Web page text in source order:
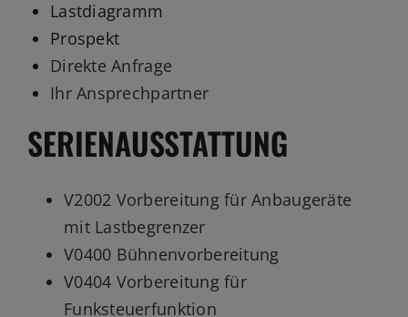
Lastdiagramm
Prospekt
Direkte Anfrage
Ihr Ansprechpartner
SERIENAUSSTATTUNG
V2002 Vorbereitung für Anbaugeräte
mit Lastbegrenzer
V0400 Bühnenvorbereitung
V0404 Vorbereitung für
Funksteuerfunktion